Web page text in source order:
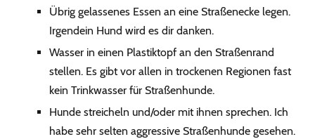
Übrig gelassenes Essen an eine Straßenecke legen.
Irgendein Hund wird es dir danken.
Wasser in einen Plastiktopf an den Straßenrand
stellen. Es gibt vor allen in trockenen Regionen fast
kein Trinkwasser für Straßenhunde.
Hunde streicheln und/oder mit ihnen sprechen. Ich
habe sehr selten aggressive Straßenhunde gesehen.